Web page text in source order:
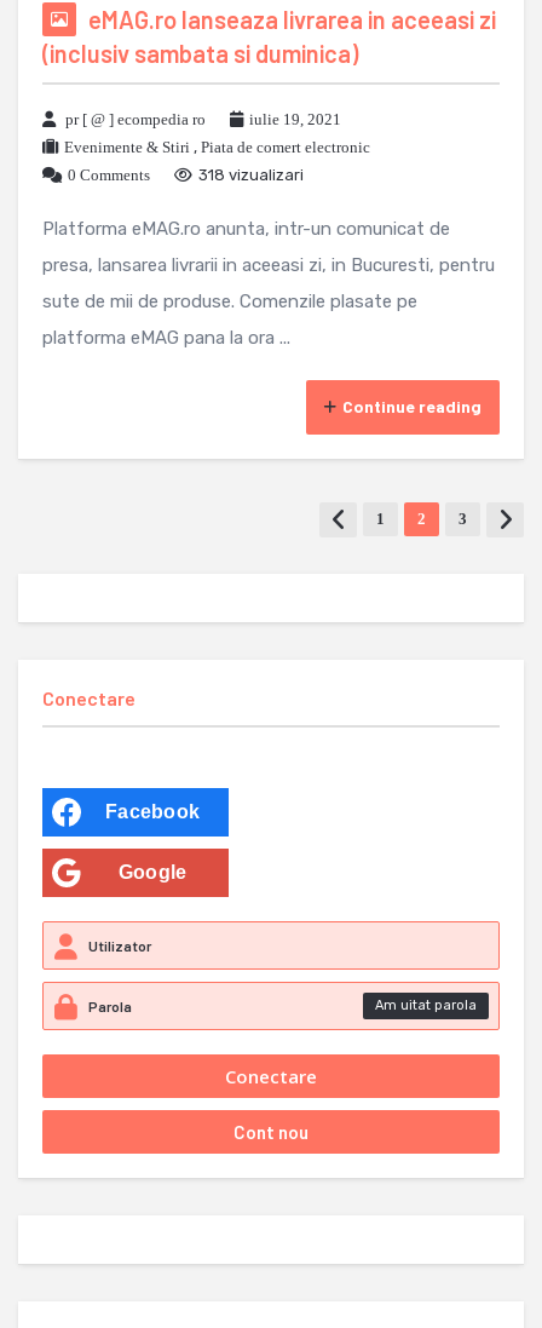
eMAG.ro lanseaza livrarea in aceeasi zi
(inclusiv sambata si duminica)
pr [ @ ] ecompedia ro
iulie 19, 2021
Evenimente & Stiri , Piata de comert electronic
0 Comments
318 vizualizari
Platforma eMAG.ro anunta, intr-un comunicat de
presa, lansarea livrarii in aceeasi zi, in Bucuresti, pentru
sute de mii de produse. Comenzile plasate pe
platforma eMAG pana la ora ...
Continue reading
1 2 3
Conectare
Facebook
Google
Am uitat parola